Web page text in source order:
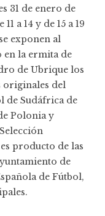
31 de enero de
11 a 14 y de 15 a 19
exponen al
en la ermita de
de Ubrique los
originales del
de Sudáfrica de
Polonia y
producto de las
de
de Fútbol,